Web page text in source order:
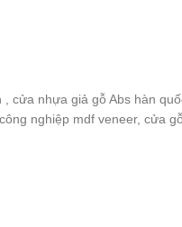
nhựa giả gỗ Abs hàn
nghiệp mdf veneer, cửa